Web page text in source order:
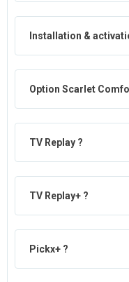
Installation &
Option Scarlet
TV Replay ?
TV Replay+ ?
Pickx+ ?